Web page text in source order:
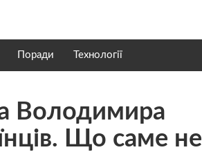
Поради Технології
Володимира
Що саме не